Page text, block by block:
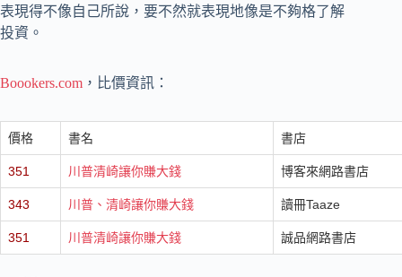
表現得不像自己所說，要不然就表現地像是不夠格了解
投資。
Boookers.com ，比價資訊：
價格 書名 書店
351 川普清崎讓你賺大錢 博客來網路書店
343 川普、清崎讓你賺大錢 讀冊Taaze
351 川普清崎讓你賺大錢 誠品網路書店